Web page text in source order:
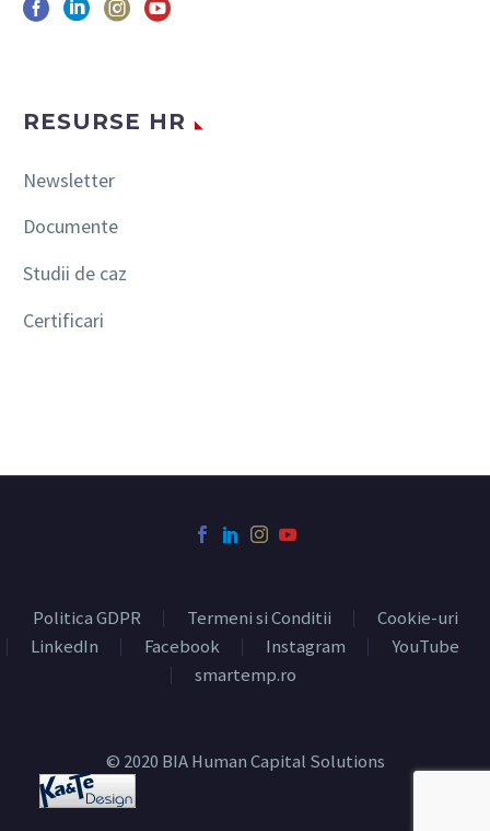
RESURSE HR
Newsletter
Documente
Studii de caz
Certificari
Politica GDPR Termeni si Conditii
Cookie-uri
LinkedIn
Facebook Instagram
YouTube
smartemp.ro
© 2020 BIA Human Capital Solutions